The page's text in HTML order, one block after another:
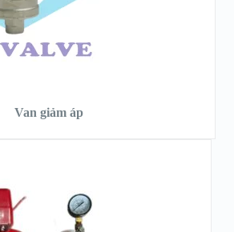
Van giảm áp
XEM NHANH